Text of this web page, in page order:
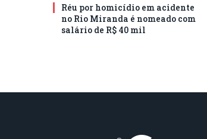
Réu por homicídio em acidente
no Rio Miranda é nomeado com
salário de R$ 40 mil